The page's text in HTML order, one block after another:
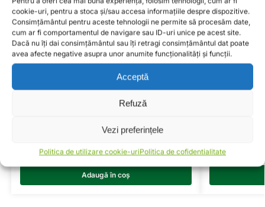
cookie-uri, pentru a stoca și/sau accesa informațiile despre dispozitive.
Consimțământul pentru aceste tehnologii ne permite să procesăm date,
cum ar fi comportamentul de navigare sau ID-uri unice pe acest site.
Dacă nu îți dai consimțământul sau îți retragi consimțământul dat poate
avea afecte negative asupra unor anumite funcționalități și funcții.
Acceptă
Refuză
Vezi preferințele
Politica de utilizare cookie-uriPolitica de cofidentialitate
Cod Produs: VCC-322
Categorii: Membrana Carburator,MOTO
Etichete: CARBURATOR ,membrana,moto ,VCC-322
Produse similare
101,98lei
Adaugă în coș
132,18